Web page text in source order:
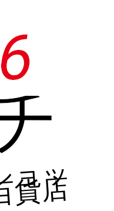
ョッピ
貨店に